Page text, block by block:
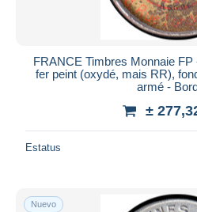
FRANCE Timbres Monnaie
fer peint (oxydé, mais RR),
armé -
±
Estatus
Nuevo